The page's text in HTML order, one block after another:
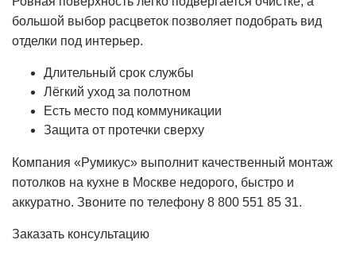
большой выбор расцветок позволяет подобрать вид
отделки под интерьер.
Длительный срок службы
Лёгкий уход за полотном
Есть место под коммуникации
Защита от протечки сверху
Компания «Румикус» выполнит качественный монтаж
потолков на кухне в Москве недорого, быстро и
аккуратно. Звоните по телефону 8 800 551 85 31.
Заказать консультацию